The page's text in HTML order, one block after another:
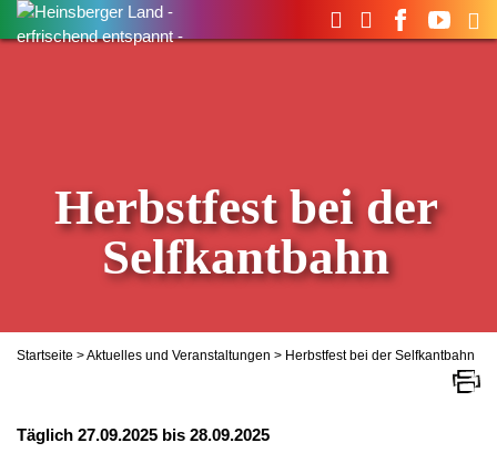
Suchen
nach:
Herbstfest bei der
Selfkantbahn
Startseite >Aktuelles und Veranstaltungen > Herbstfest bei der Selfkantbahn
Täglich 27.09.2025 bis 28.09.2025